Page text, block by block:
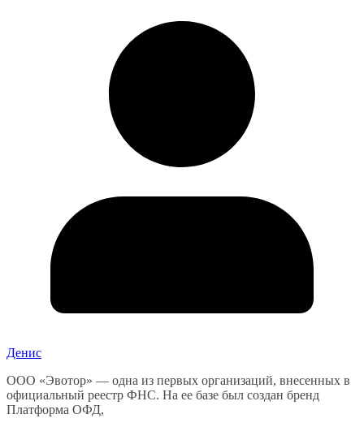
Денис
ООО «Эвотор» — одна из первых организаций, внесенных в
официальный реестр ФНС. На ее базе был создан бренд
Платформа ОФД,